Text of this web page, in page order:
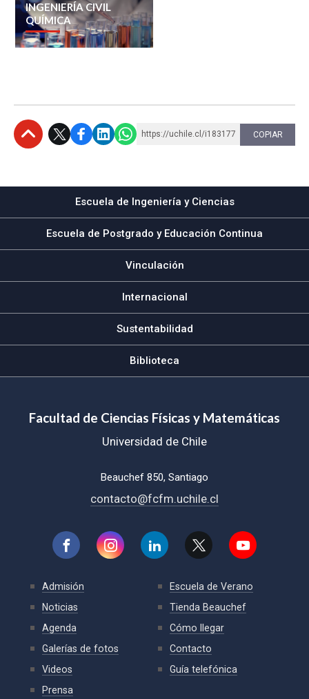
INGENIERÍA CIVIL
QUÍMICA
https://uchile.cl/i183177 COPIAR
Escuela de Ingeniería y Ciencias
Escuela de Postgrado y Educación Continua
Vinculación
Internacional
Sustentabilidad
Biblioteca
Facultad de Ciencias Físicas y Matemáticas
Universidad de Chile
Beauchef 850, Santiago
contacto@fcfm.uchile.cl
Admisión
Noticias
Agenda
Galerías de fotos
Videos
Prensa
Escuela de Verano
Tienda Beauchef
Cómo llegar
Contacto
Guía telefónica